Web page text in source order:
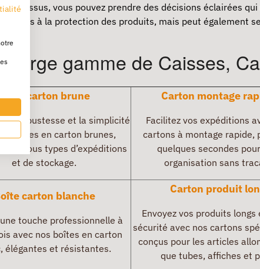
ci-dessus, vous pouvez prendre des décisions éclairées
pas à la protection des produits, mais peut également
large gamme de Caisses,
carton brune
la robustesse et la simplicité
boîtes en carton brunes,
pour tous types d’expéditions
et de stockage.
Carton montage
Facilitez vos expéditions
cartons à montage rapide,
quelques secondes
organisation sans
carton blanche
touche professionnelle à
avec nos boîtes en carton
élégantes et résistantes.
Carton produit
Envoyez vos produits longs
sécurité avec nos cartons
conçus pour les articles
que tubes, affiches et